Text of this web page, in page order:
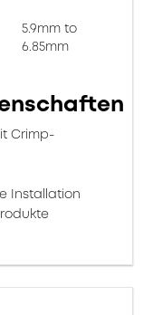
5.9mm to
6.85mm
Crimp-
Installation